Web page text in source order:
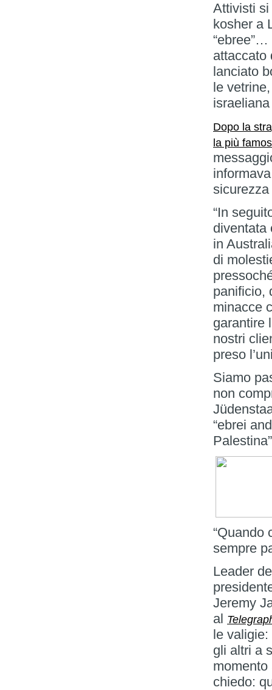
Attivisti si
kosher a
attaccato
lanciato
le
Dopo la
la più
“In
diventata
in
di
panificio,
minacce
garantire
nostri
preso
Siamo
non
“ebrei
“Quando
sempre
Leader
Jeremy
al
le valigie:
gli altri a
chiedo: